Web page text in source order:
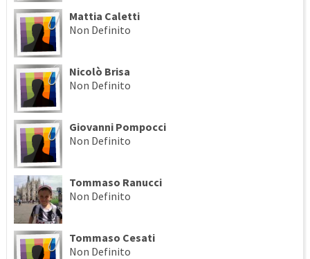
Mattia Caletti
Non Definito
Nicolò Brisa
Non Definito
Giovanni Pompocci
Non Definito
Tommaso Ranucci
Non Definito
Tommaso Cesati
Non Definito